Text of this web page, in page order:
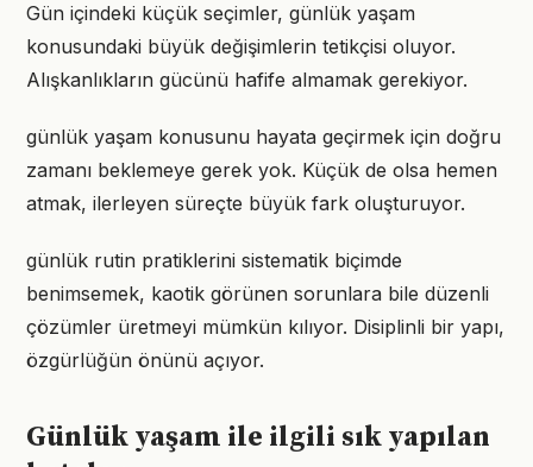
Gün içindeki küçük seçimler, günlük yaşam
konusundaki büyük değişimlerin tetikçisi oluyor.
Alışkanlıkların gücünü hafife almamak gerekiyor.
günlük yaşam konusunu hayata geçirmek için doğru
zamanı beklemeye gerek yok. Küçük de olsa hemen
atmak, ilerleyen süreçte büyük fark oluşturuyor.
günlük rutin pratiklerini sistematik biçimde
benimsemek, kaotik görünen sorunlara bile düzenli
çözümler üretmeyi mümkün kılıyor. Disiplinli bir yapı,
özgürlüğün önünü açıyor.
Günlük yaşam ile ilgili sık yapılan